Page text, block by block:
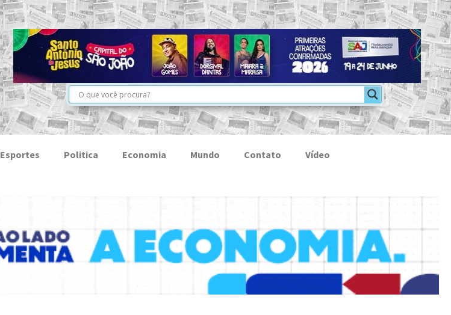
Esportes Politica Economia Mundo Contato Vídeo